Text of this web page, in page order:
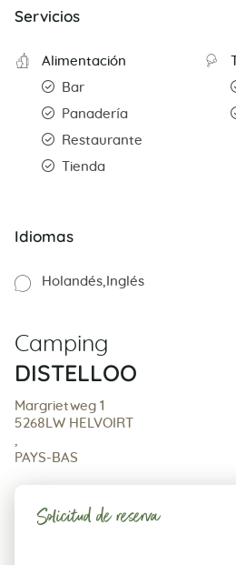
Servicios
Alimentación
Bar
Panadería
Restaurante
Tienda
Idiomas
Holandés Inglés
Camping
DISTELLOO
Margrietweg 1
5268LW HELVOIRT
PAYS-BAS
Solicitud de reserva